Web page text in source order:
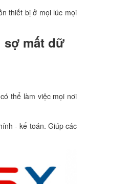
thiết bị ở mọi lúc mọi
sợ mất dữ
thể làm việc mọi nơi
- kế toán. Giúp các